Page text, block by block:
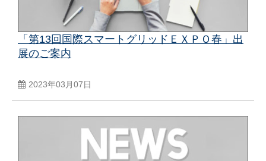
「第13回国際スマートグリッドＥＸＰＯ春」出
展のご案内
2023年03月07日